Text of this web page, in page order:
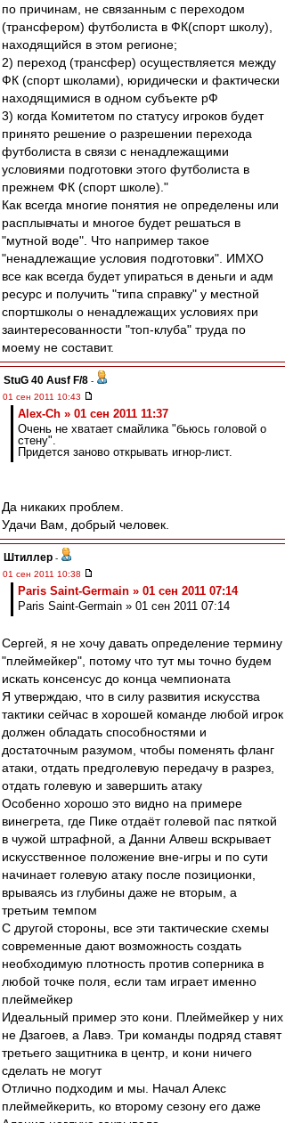
по причинам, не связанным с переходом
(трансфером) футболиста в ФК(спорт школу),
находящийся в этом регионе;
2) переход (трансфер) осуществляется между
ФК (спорт школами), юридически и фактически
находящимися в одном субъекте рФ
3) когда Комитетом по статусу игроков будет
принято решение о разрешении перехода
футболиста в связи с ненадлежащими
условиями подготовки этого футболиста в
прежнем ФК (спорт школе)."
Как всегда многие понятия не определены или
расплывчаты и многое будет решаться в
"мутной воде". Что например такое
"ненадлежащие условия подготовки". ИМХО
все как всегда будет упираться в деньги и адм
ресурс и получить "типа справку" у местной
спортшколы о ненадлежащих условиях при
заинтересованности "топ-клуба" труда по
моему не составит.
StuG 40 Ausf F/8 -
01 сен 2011 10:43
Alex-Ch » 01 сен 2011 11:37
Очень не хватает смайлика "бьюсь головой о
стену".
Придется заново открывать игнор-лист.
Да никаких проблем.
Удачи Вам, добрый человек.
Штиллер -
01 сен 2011 10:38
Paris Saint-Germain » 01 сен 2011 07:14
Paris Saint-Germain » 01 сен 2011 07:14
Сергей, я не хочу давать определение термину
"плеймейкер", потому что тут мы точно будем
искать консенсус до конца чемпионата
Я утверждаю, что в силу развития искусства
тактики сейчас в хорошей команде любой игрок
должен обладать способностями и
достаточным разумом, чтобы поменять фланг
атаки, отдать предголевую передачу в разрез,
отдать голевую и завершить атаку
Особенно хорошо это видно на примере
винегрета, где Пике отдаёт голевой пас пяткой
в чужой штрафной, а Данни Алвеш вскрывает
искусственное положение вне-игры и по сути
начинает голевую атаку после позиционки,
врываясь из глубины даже не вторым, а
третьим темпом
С другой стороны, все эти тактические схемы
современные дают возможность создать
необходимую плотность против соперника в
любой точке поля, если там играет именно
плеймейкер
Идеальный пример это кони. Плеймейкер у них
не Дзагоев, а Лавэ. Три команды подряд ставят
третьего защитника в центр, и кони ничего
сделать не могут
Отлично подходим и мы. Начал Алекс
плеймейкерить, ко второму сезону его даже